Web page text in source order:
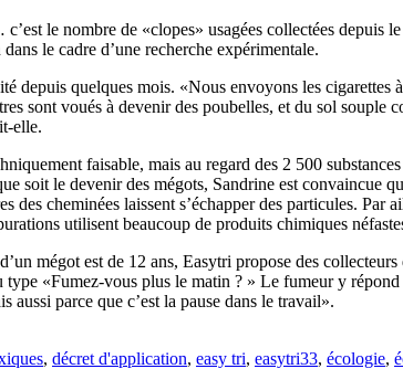
le nombre de «clopes» usagées collectées depuis
le cadre d’une recherche expérimentale.
depuis quelques mois. «Nous envoyons les
sont voués à devenir des poubelles, et du sol souple
elle.
faisable, mais au regard des 2 500
soit le devenir des mégots, Sandrine est convaincue
des cheminées laissent s’échapper des particules.
utilisent beaucoup de produits chimiques
mégot est de 12 ans, Easytri propose des
«Fumez-vous plus le matin ? » Le fumeur y
aussi parce que c’est la pause dans le travail».
, décret d'application, easy tri, easytri33, écologie,